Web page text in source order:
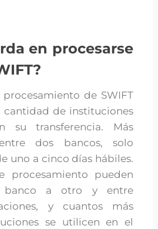
en procesarse
de SWIFT
cantidad de instituciones
su transferencia. Más
dos bancos, solo
uno a cinco días hábiles.
procesamiento pueden
a otro y entre
y cuantos más
se utilicen en el